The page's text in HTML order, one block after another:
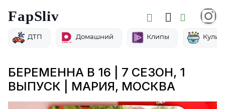
FapSliv
ДТП Домашний Клипы
БЕРЕМЕННА В 16 | 7 СЕЗОН, 1
ВЫПУСК | МАРИЯ, МОСКВА